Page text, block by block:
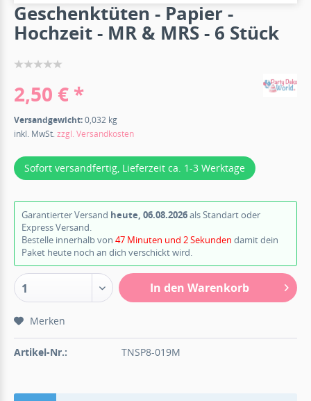
Geschenktüten - Papier -
Hochzeit - MR & MRS - 6 Stück
2,50 € *
Versandgewicht:0,032 kg
inkl. MwSt.zzgl. Versandkosten
Sofort versandfertig, Lieferzeit ca. 1-3 Werktage
Garantierter Versand heute, 06.08.2026als Standart oder
Express Versand.
Bestelle innerhalb von 47 Minuten und 1 Sekundedamit dein
Paket heute noch an dich verschickt wird.
1 In den Warenkorb
Merken
Artikel-Nr.: TNSP8-019M